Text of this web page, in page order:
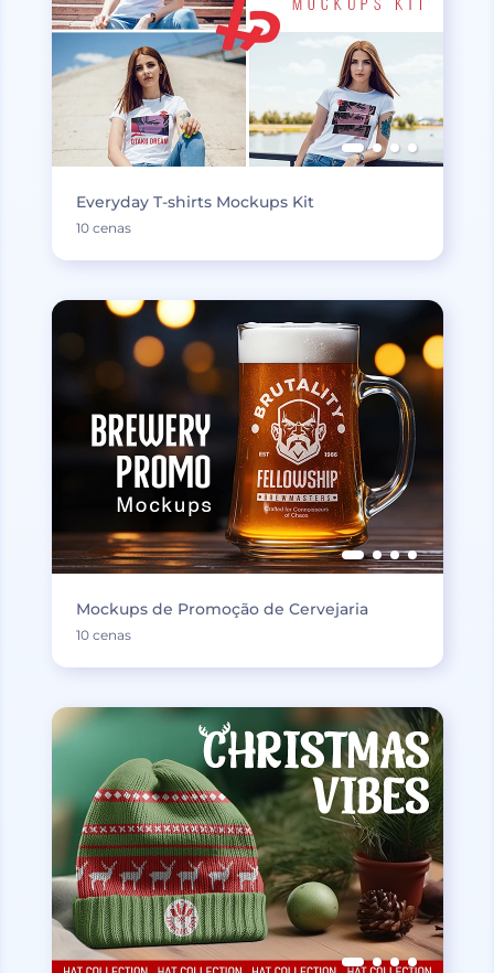
Everyday T-shirts Mockups Kit
10 cenas
Mockups de Promoção de Cervejaria
10 cenas